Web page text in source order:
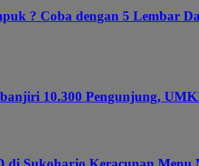
? Coba dengan 5 Lembar
10.300 Pengunjung,